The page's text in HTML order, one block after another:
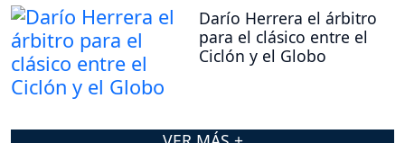
Darío Herrera el árbitro
para el clásico entre el
Ciclón y el Globo